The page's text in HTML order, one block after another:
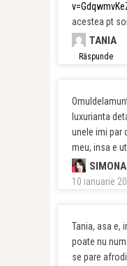
acestea pt
TANIA
Răspunde
luxurianta
unele imi par
meu, insa e
10 ianuarie
Tania, asa e,
poate nu
se pare